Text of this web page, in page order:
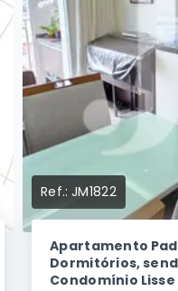
Ref.:JM1822
Apartamento
Dormitórios,
Condomínio Lisse